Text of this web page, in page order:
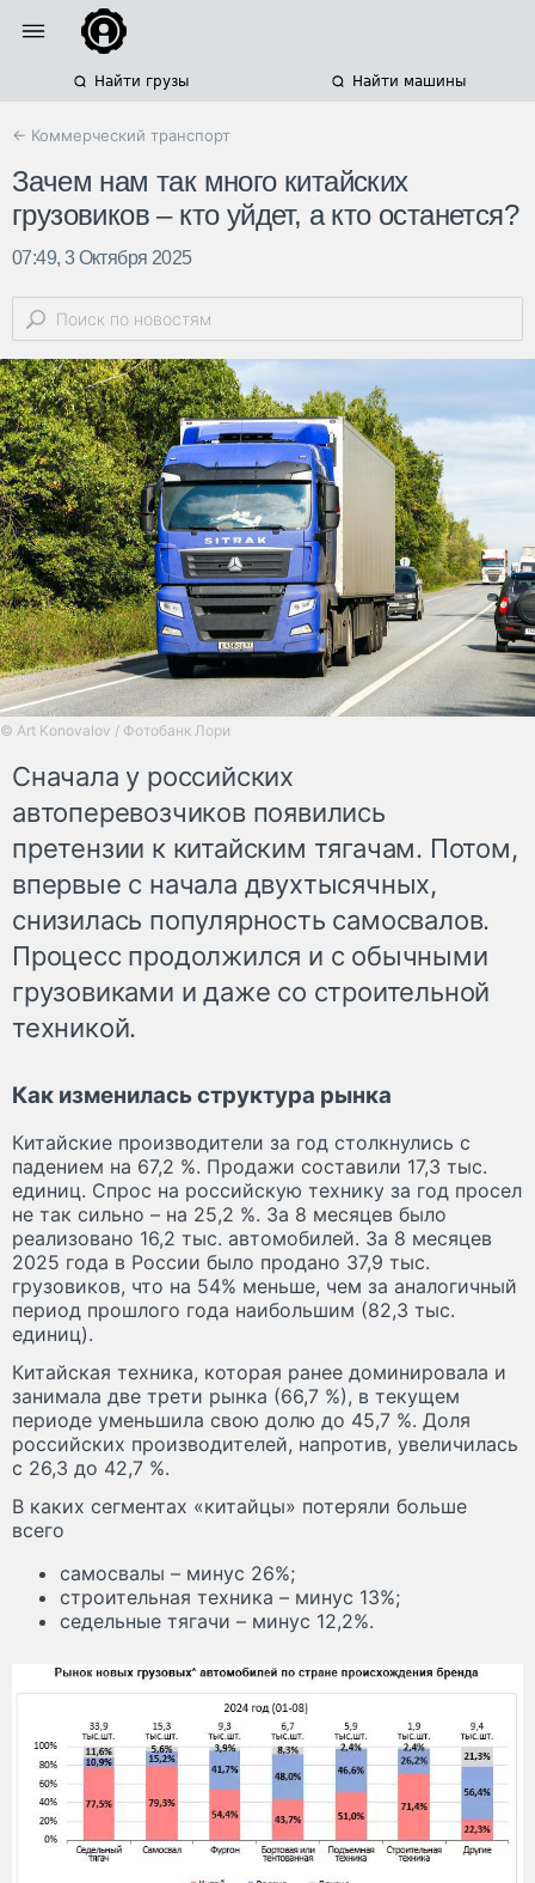
Найти грузы Найти машины
← Коммерческий транспорт
Зачем нам так много китайских
грузовиков – кто уйдет, а кто останется?
07:49, 3 Октября 2025
© Art Konovalov / Фотобанк Лори
Сначала у российских
автоперевозчиков появились
претензии к китайским тягачам. Потом,
впервые с начала двухтысячных,
снизилась популярность самосвалов.
Процесс продолжился и с обычными
грузовиками и даже со строительной
техникой.
Как изменилась структура рынка
Китайские производители за год столкнулись с
падением на 67,2 %. Продажи составили 17,3 тыс.
единиц. Спрос на российскую технику за год просел
не так сильно – на 25,2 %. За 8 месяцев было
реализовано 16,2 тыс. автомобилей. За 8 месяцев
2025 года в России было продано 37,9 тыс.
грузовиков, что на 54% меньше, чем за аналогичный
период прошлого года наибольшим (82,3 тыс.
единиц).
Китайская техника, которая ранее доминировала и
занимала две трети рынка (66,7 %), в текущем
периоде уменьшила свою долю до 45,7 %. Доля
российских производителей, напротив, увеличилась
с 26,3 до 42,7 %.
В каких сегментах «китайцы» потеряли больше
всего
самосвалы – минус 26%;
строительная техника – минус 13%;
седельные тягачи – минус 12,2%.